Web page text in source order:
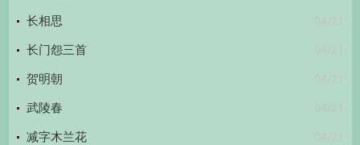
04/21
长相思
04/21
长门怨三首
04/21
贺明朝
04/21
武陵春
04/21
减字木兰花